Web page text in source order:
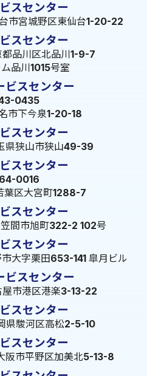
スセンター
市宮城野区東仙台1-20-22
スセンター
品川区北品川1-9-7
品川1015号室
ビスセンター
0435
市下今泉1-20-18
スセンター
県狭山市狭山49-39
スセンター
0016
葉区大宮町1288-7
スセンター
間市旭町322-2 102号
スセンター
大字栗田653-141 皐月ビル
ビスセンター
市港区港楽3-13-22
スセンター
県駿河区高松2-5-10
スセンター
阪市平野区加美北5-13-8